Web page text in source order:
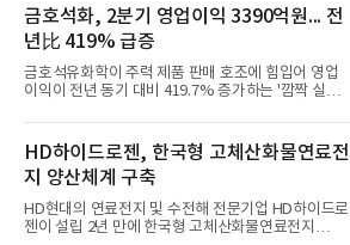
금호석화, 2분기 영업이익 3390억원... 전
년比 419% 급증
금호석유화학이 주력 제품 판매 호조에 힘입어 영업
이익이 전년 동기 대비 419.7% 증가하는 '깜짝 실
업이익이 3390억원으로 지난해 동기보다 419.7% 증
가한 것으로 잠정 집계됐다고 7일 공시했다.매출은 2
조2682억원으로 지난해 동기 대비 27.9% 증가했다.
순이익은 3004억원으로 420.4% 늘었다.이번 호실적
은 주력 제품인 NB라텍스와 합성수지 판매 호조가 견
인한 것으로 풀이된다. 미국의 중국산 의료용 고무장
갑 관세 인상 이후 동남아 장갑업체의 가동률이 높아
HD하이드로젠, 한국형 고체산화물연료전
지 양산체계 구축
HD현대의 연료전지 및 수전해 전문기업 HD하이드로
젠이 설립 2년 만에 한국형 고체산화물연료전지